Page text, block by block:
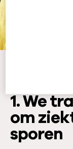
Om overal
verschillende
1. We
om
sporen